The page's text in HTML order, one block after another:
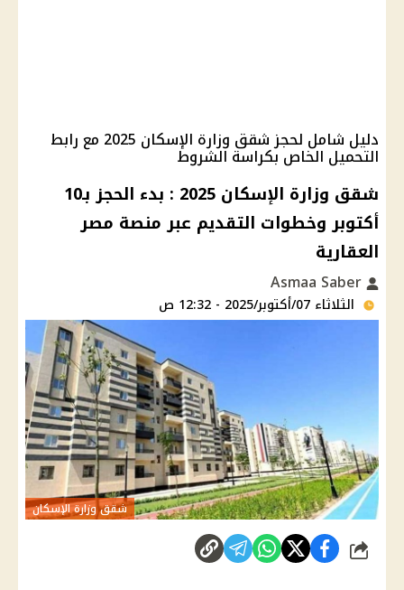
دليل شامل لحجز شقق وزارة الإسكان 2025 مع رابط
التحميل الخاص بكراسة الشروط
شقق وزارة الإسكان 2025 : بدء الحجز بـ10
أكتوبر وخطوات التقديم عبر منصة مصر
العقارية
الثلاثاء 07/أكتوبر/2025 - 12:32 ص
شقق وزارة الإسكان
شارك